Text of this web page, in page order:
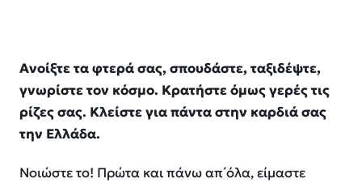
Ανοίξτε τα φτερά σας, σπουδάστε, ταξιδέψτε,
γνωρίστε τον κόσμο. Κρατήστε όμως γερές τις
ρίζες σας. Κλείστε για πάντα στην καρδιά σας
την Ελλάδα.
Νοιώστετο! Πρώτα και πάνωαπ΄όλα,είμαστε